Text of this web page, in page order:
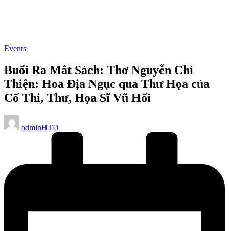
Posted
Events
Buổi Ra Mắt Sách: Thơ Nguyễn Chí
Thiện: Hoa Địa Ngục qua Thư Họa của
Cố Thi, Thư, Họa Sĩ Vũ Hối
Posted
by
adminHTD